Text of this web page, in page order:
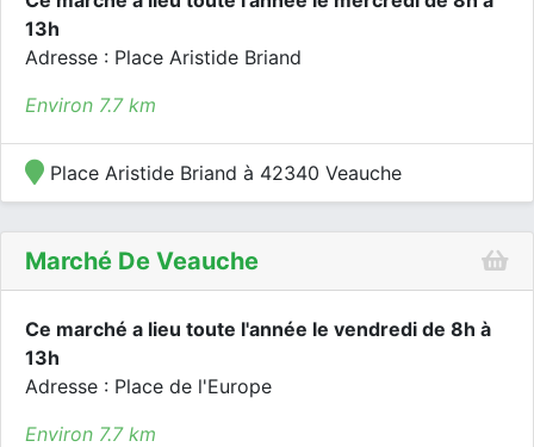
13h
Adresse : Place Aristide Briand
Environ 7.7 km
Place Aristide Briand à 42340 Veauche
Marché De Veauche
Ce marché a lieu toute l'année le vendredi de 8h à
13h
Adresse : Place de l'Europe
Environ 7.7 km